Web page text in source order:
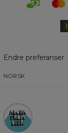
Endre preferanser
NORSK